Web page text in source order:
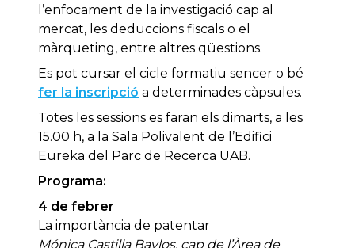
l’enfocament de la investigació cap al
mercat, les deduccions fiscals o el
màrqueting, entre altres qüestions.
Es pot cursar el cicle formatiu sencer o bé
fer la inscripció a determinades càpsules.
Totes les sessions es faran els dimarts, a les
15.00 h, a la Sala Polivalent de l’Edifici
Eureka del Parc de Recerca UAB.
Programa:
4 de febrer
La importància de patentar
Mónica Castilla Baylos, cap de l’Àrea de